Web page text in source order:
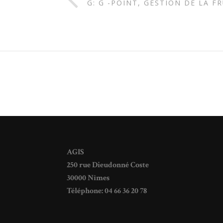
G: G -POINT, GESTION DE LA
AGIS
250 rue Dieudonné Coste
30000 Nîmes
Téléphone: 04 66 36 20 78